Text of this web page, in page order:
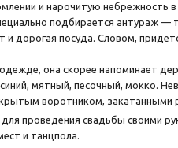
и нарочитую небрежность
подбирается антураж
дорогая посуда. Словом,
она скорее напоминает
мятный, песочный, мокко.
воротником, закатанными
проведения свадьбы своими
и танцпола.